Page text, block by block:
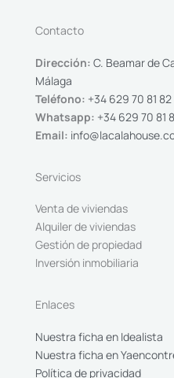
Contacto
Dirección: C. Beamar de
Málaga
Teléfono: +34 629 70 81 82
Whatsapp: +34 629 70 81
Email:
Servicios
Venta de viviendas
Alquiler de viviendas
Gestión de propiedad
Inversión inmobiliaria
Enlaces
Nuestra ficha en Idealista
Nuestra ficha en
Política de privacidad